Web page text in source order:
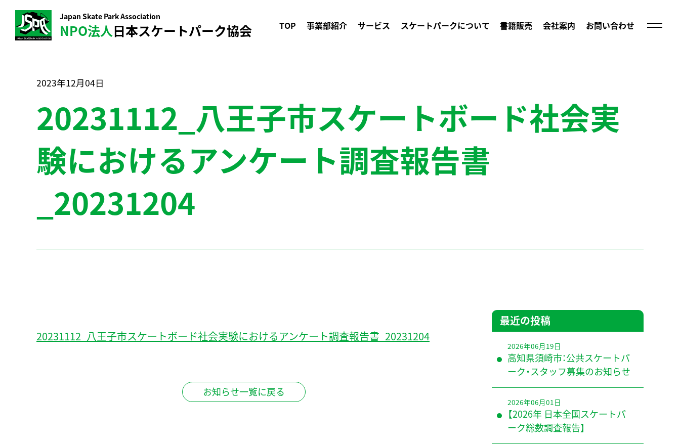
Japan Skate Park Association
NPO法人日本スケートパーク協会 TOP 事業部紹介 サービス スケートパークについて 書籍販売 会社案内 お問い合わせ
2023年12月04日
20231112_八王子市スケートボード社会実
験におけるアンケート調査報告書
_20231204
20231112_八王子市スケートボード社会実験におけるアンケート調査報告書_20231204
お知らせ一覧に戻る
最近の投稿
2026年06月19日
高知県須崎市：公共スケートパ
ーク・スタッフ募集のお知らせ
2026年06月01日
【2026年 日本全国スケートパ
ーク総数調査報告】